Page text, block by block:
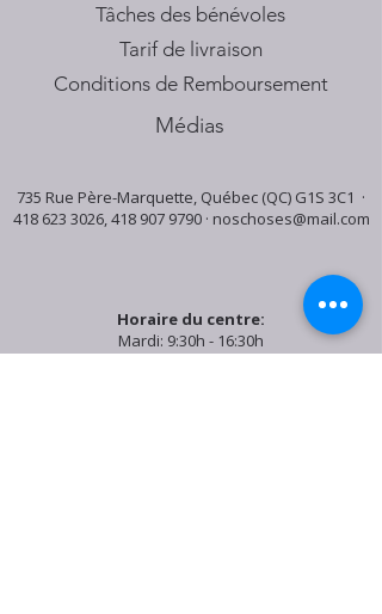
Tâches des bénévoles
Tarif de livraison
Conditions de Remboursement
Médias
735 Rue Père-Marquette, Québec (QC) G1S 3C1 ·
418 623 3026,418 907 9790· noschoses@mail.com
Horaire du centre:
Mardi: 9:30h - 16:30h